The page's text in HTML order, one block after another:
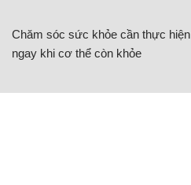
Chăm sóc sức khỏe cần thực hiện
ngay khi cơ thể còn khỏe